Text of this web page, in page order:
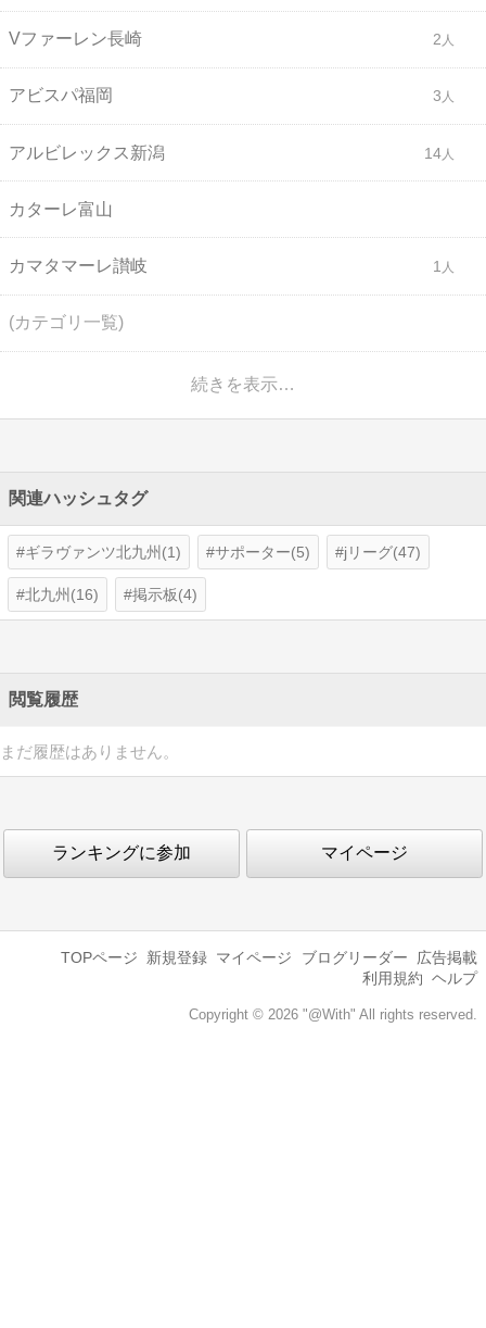
Vファーレン長崎 2
アビスパ福岡 3
アルビレックス新潟 14
カターレ富山
カマタマーレ讃岐 1
(カテゴリ一覧)
続きを表示…
関連ハッシュタグ
ギラヴァンツ北九州(1) サポーター(5) jリーグ(47)
北九州(16) 掲示板(4)
閲覧履歴
まだ履歴はありません。
ランキングに参加 マイページ
TOPページ 新規登録 マイページ ブログリーダー
広告掲載
利用規約 ヘルプ
Copyright © 2026 "@With" All rights reserved.